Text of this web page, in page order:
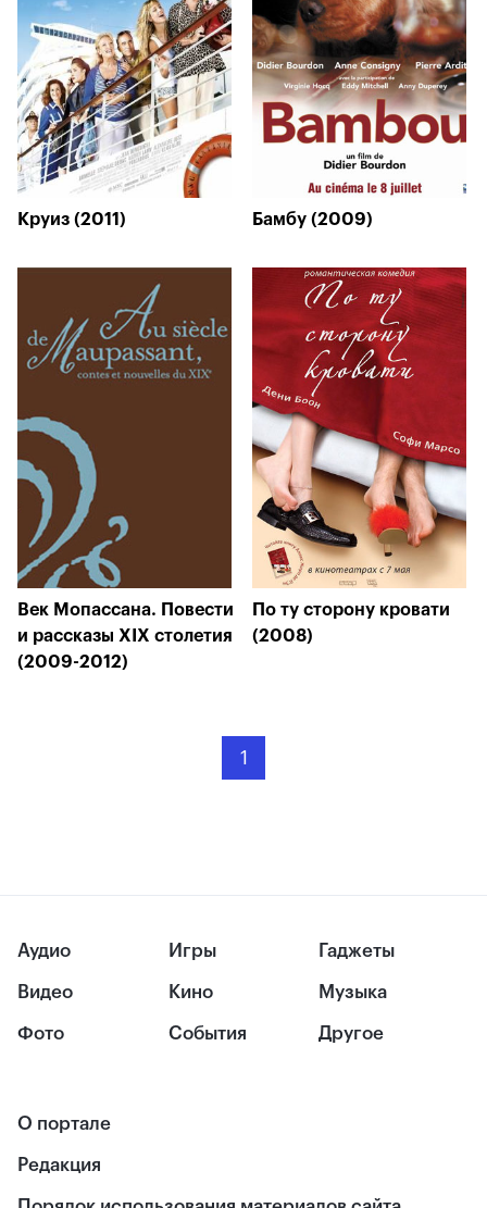
Круиз (2011) Бамбу (2009)
Век Мопассана. Повести
и рассказы XIX столетия
(2009-2012)
По ту сторону кровати
(2008)
1
Аудио
Видео
Фото
Игры
Кино
События
Гаджеты
Музыка
Другое
О портале
Редакция